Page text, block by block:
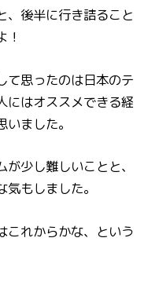
、後半に行き詰ること
て思ったのは日本のテ
にはオススメできる経
ました。
少し難しいことと、
もしました。
これからかな、という